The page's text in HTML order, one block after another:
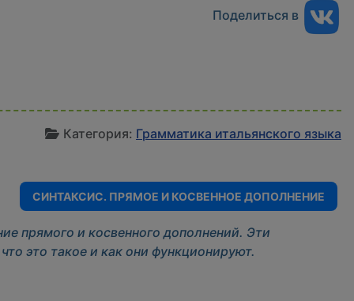
Поделиться в
Категория: Грамматика итальянского языка
СИНТАКСИС. ПРЯМОЕ И КОСВЕННОЕ ДОПОЛНЕНИЕ
прямого и косвенного дополнений. Эти
это такое и как они функционируют.